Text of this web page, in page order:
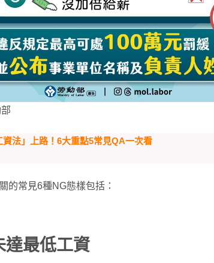
資法」上路！6大重點5常見QA一次看
的常見6種NG態樣包括：
達最低工資